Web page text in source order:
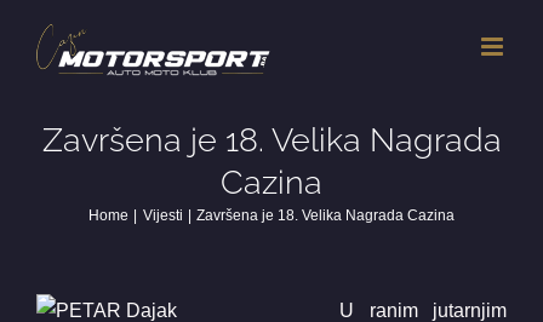
content
Završena je 18. Velika Nagrada
Cazina
Home Vijesti Završena je 18. Velika Nagrada Cazina
U ranim jutarnjim